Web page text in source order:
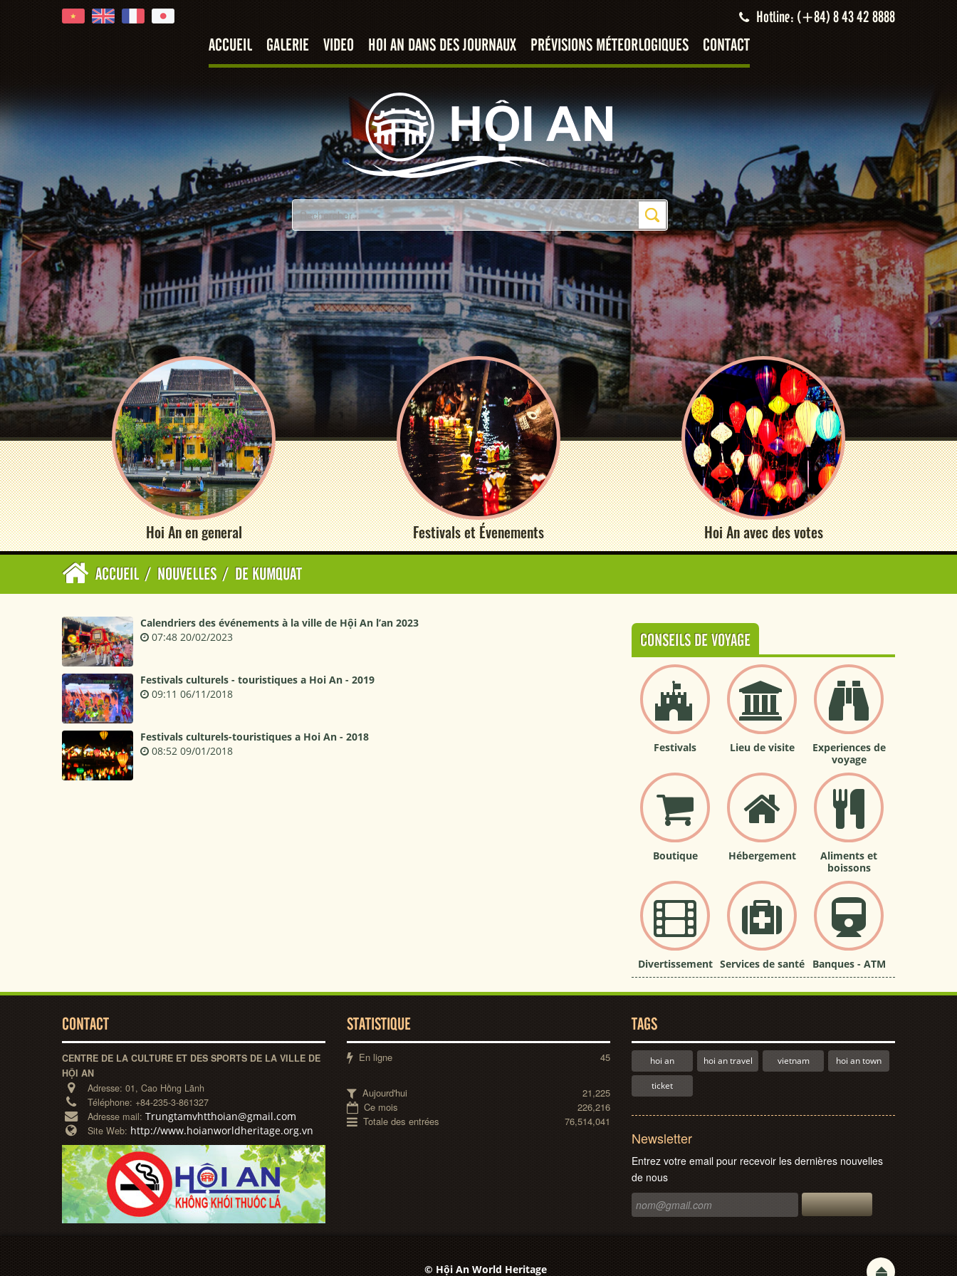
Hotline: (+84) 8 43 42 8888
ACCUEIL GALERIE VIDEO HOI AN DANS DES JOURNAUX PRÉVISIONS MÉTEORLOGIQUES CONTACT
Hoi An en general Festivals et Évenements Hoi An avec des votes
ACCUEIL / NOUVELLES / DE KUMQUAT
Calendriers des événements à la ville de Hội An l’an 2023
07:48 20/02/2023
Festivals culturels - touristiques a Hoi An - 2019
09:11 06/11/2018
Festivals culturels-touristiques a Hoi An - 2018
08:52 09/01/2018
CONSEILS DE VOYAGE
Festivals Lieu de visite
Experiences de
voyage
Boutique Hébergement
Aliments et
boissons
Divertissement Services de santé Banques - ATM
CONTACT
CENTRE DE LA CULTURE ET DES SPORTS DE LA VILLE DE
HỘI AN
Adresse: 01, Cao Hồng Lãnh
Téléphone: +84-235-3-861327
Adresse mail: Trungtamvhtthoian@gmail.com
Site Web: http://www.hoianworldheritage.org.vn
STATISTIQUE
En ligne 45
Aujourd'hui
21,225
Ce mois
226,216
Totale des entrées
76,514,041
TAGS
hoi an hoi an travel vietnam hoi an town
ticket
Newsletter
Entrez votre email pour recevoir les dernières nouvelles
de nous
© Hội An World Heritage